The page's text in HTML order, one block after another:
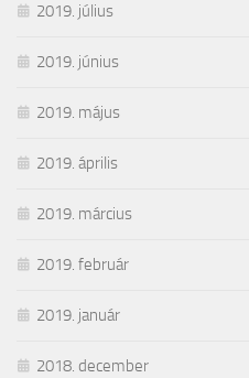
2019. július
2019. június
2019. május
2019. április
2019. március
2019. február
2019. január
2018. december